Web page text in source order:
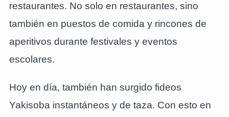
restaurantes. No solo en restaurantes, sino
también en puestos de comida y rincones de
aperitivos durante festivales y eventos
escolares.
Hoy en día, también han surgido fideos
Yakisoba instantáneos y de taza. Con esto en